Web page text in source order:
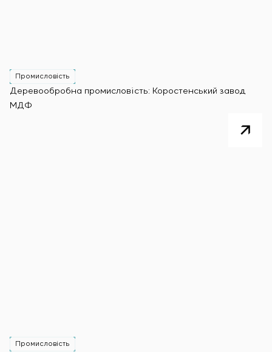
Промисловість
Деревообробна промисловість: Коростенський завод
МДФ
Промисловість